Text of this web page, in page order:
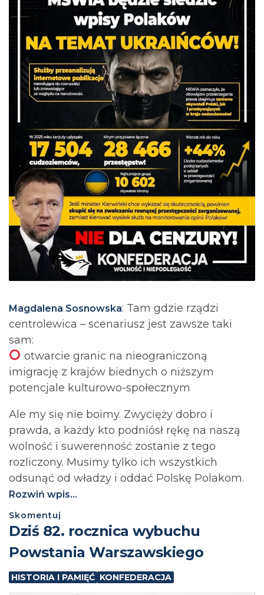
Magdalena Sosnowska: Tam gdzie rządzi
centrolewica – scenariusz jest zawsze taki
sam:
otwarcie granic na nieograniczoną
imigrację z krajów biednych o niższym
potencjale kulturowo-społecznym
Ale my się nie boimy. Zwycięży dobro i
prawda, a każdy kto podniósł rękę na naszą
wolność i suwerenność zostanie z tego
rozliczony. Musimy tylko ich wszystkich
odsunąć od władzy i oddać Polskę Polakom.
Rozwiń wpis...
Skomentuj
Dziś 82. rocznica wybuchu
Powstania Warszawskiego
HISTORIA I PAMIĘĆ KONFEDERACJA